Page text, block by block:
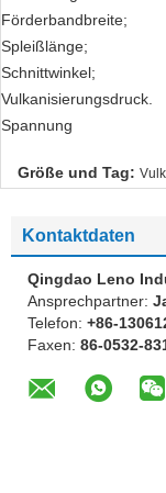
Förderbandbreite;
Spleißlänge;
Schnittwinkel;
Vulkanisierungsdruck.
Spannung
Größe und Tag:
Kontaktdaten
Qingdao Leno
Ansprechpartner:
Telefon: +86-
Faxen: 86-0532-